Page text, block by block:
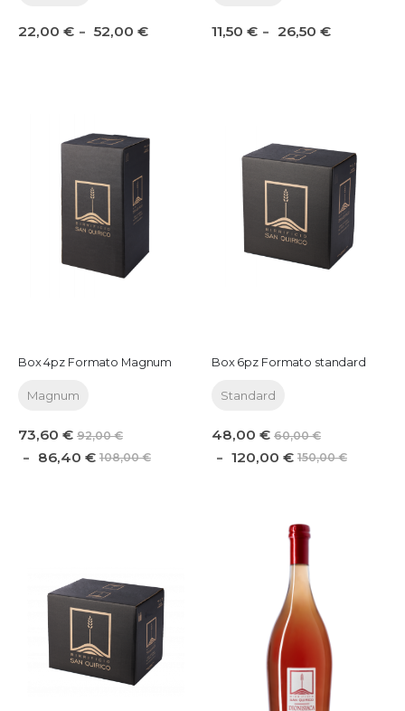
22,00 € 52,00 € 11,50 € 26,50 €
Box 4pz Formato Magnum
Magnum
73,60 € 92,00 €
86,40 € 108,00 €
Box 6pz Formato standard
Standard
48,00 € 60,00 €
120,00 € 150,00 €